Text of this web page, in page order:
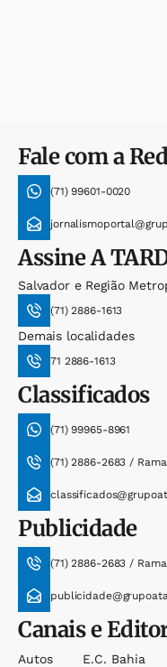
Fale com a
(71) 99601-0020
AssineA
Salvador e Região
(71) 2886-1613
Demais localidades
71 2886-1613
Classificados
(71) 99965-8961
(71) 2886-2683 /
Publicidade
(71) 2886-2683 /
Canais e
Autos
E.c. Bahia